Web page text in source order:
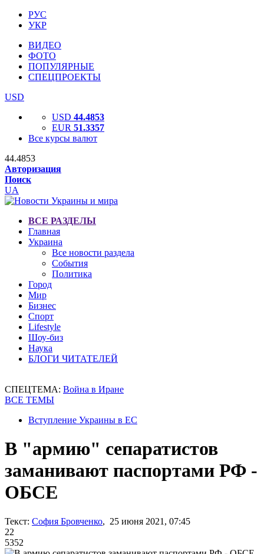
РУС
УКР
ВИДЕО
ФОТО
ПОПУЛЯРНЫЕ
СПЕЦПРОЕКТЫ
USD
USD 44.4853
EUR 51.3357
Все курсы валют
44.4853
Авторизация
Поиск
UA
ВСЕ РАЗДЕЛЫ
Главная
Украина
Все новости раздела
События
Политика
Город
Мир
Бизнес
Спорт
Lifestyle
Шоу-биз
Наука
БЛОГИ ЧИТАТЕЛЕЙ
СПЕЦТЕМА: Война в Иране
ВСЕ ТЕМЫ
Вступление Украины в ЕС
В "армию" сепаратистов
заманивают паспортами РФ -
ОБСЕ
Текст: София Бровченко, 25 июня 2021, 07:45
22
5352